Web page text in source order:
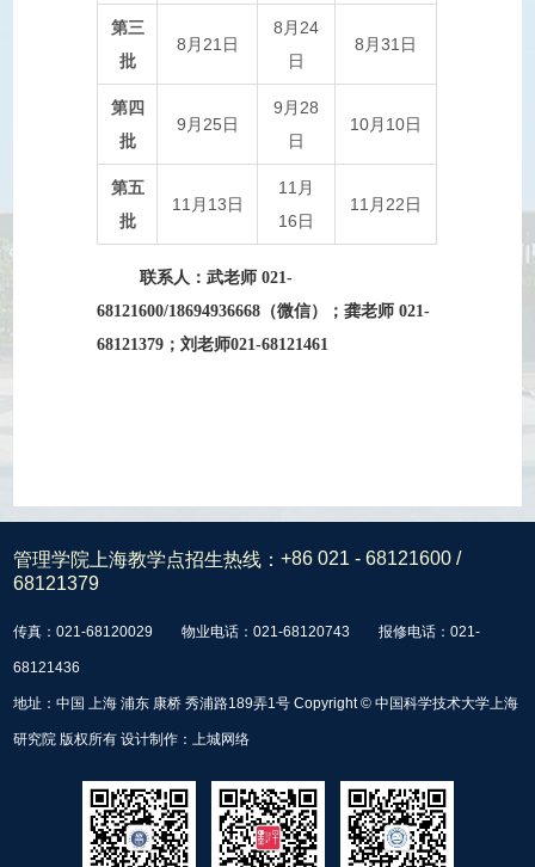
第三
批
8月21日
8月24
日
8月31日
第四
批
9月25日
9月28
日
10月10日
第五
批
11月13日
11月
16日
11月22日
联系人：武老师 021-
68121600/18694936668（微信）；龚老师 021-
68121379；刘老师021-68121461
管理学院上海教学点招生热线：+86 021 - 68121600 /
68121379
传真：021-68120029 物业电话：021-68120743 报修电话：021-
68121436
地址：中国 上海 浦东 康桥 秀浦路189弄1号 Copyright © 中国科学技术大学上海
研究院 版权所有 设计制作： 上城网络